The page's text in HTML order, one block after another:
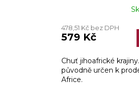
478,51 Kč bez DPH
579 Kč
Chuť jihoafrické
původně určen k
Africe.